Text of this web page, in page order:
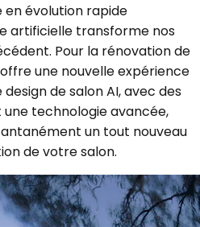
en évolution rapide
artificielle transforme nos
Pour la rénovation de
une nouvelle expérience
de salon AI, avec des
technologie avancée,
un tout nouveau
de votre salon.